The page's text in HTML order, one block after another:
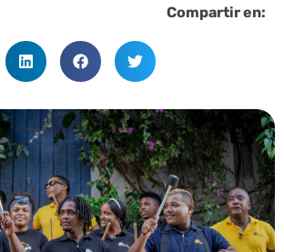
Compartir en: